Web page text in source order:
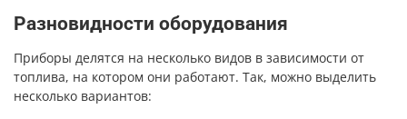
Разновидности оборудования
Приборы делятся на несколько видов в зависимости от
топлива, на котором они работают. Так, можно выделить
несколько вариантов: